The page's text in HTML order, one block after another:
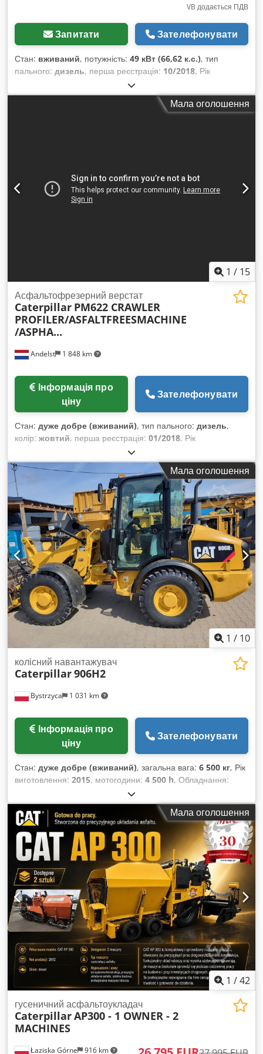
VB додається ПДВ
Запитати Зателефонувати
Стан: вживаний, потужність: 49 кВт (66,62 к.с.), тип
пального: дизель, перша реєстрація: 10/2018, Рік
, мотогодини:
Мала оголошення
1 / 15
Andelst 1 848 km
Асфальтофрезерний верстат
Caterpillar PM622 CRAWLER
PROFILER/ASFALTFREESMACHINE
/ASPHA...
ціну
Зателефонувати
Стан: дуже добре (вживаний), тип пального: дизель,
колір: жовтий, перша реєстрація: 01/2018, Рік
Мала оголошення
1 / 10
Bystrzyca 1 031 km
колісний навантажувач
Caterpillar906H2
ціну
Зателефонувати
Стан: дуже добре (вживаний), загальна вага: 6 500 кг, Рік
виготовлення: 2015, мотогодини: 4 500 h, Обладнання:
, CAT 906 Dkjdpfx Ajztb R Isquer 2015 рік
4500 мотогодин Ковш та вила в комплекті.
Мала оголошення
1 /42
Łaziska Górne 916 km
гусеничний асфальтоукладач
CaterpillarAP300 - 1 OWNER - 2
MACHINES